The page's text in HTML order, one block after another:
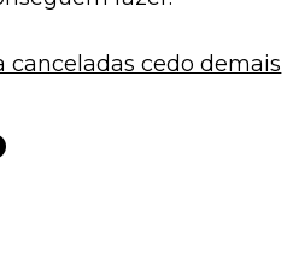
canceladas cedo demais